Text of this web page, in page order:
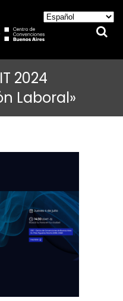
2024
Laboral»